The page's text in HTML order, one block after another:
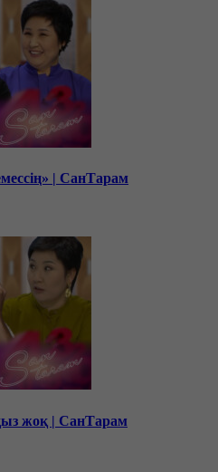
| СанТарам
жоқ | СанТарам